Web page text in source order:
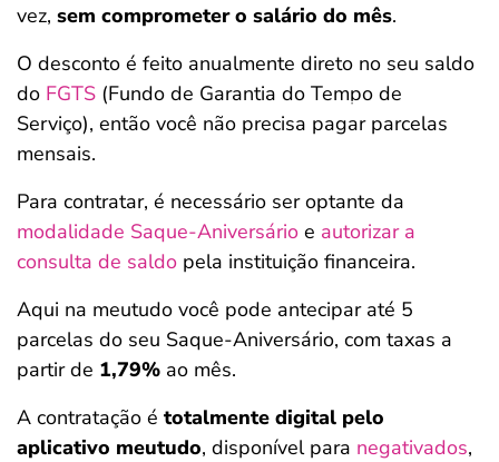
vez, sem comprometer o salário do mês.
O desconto é feito anualmente direto no seu saldo
do FGTS (Fundo de Garantia do Tempo de
Serviço), então você não precisa pagar parcelas
mensais.
Para contratar, é necessário ser optante da
modalidade Saque-Aniversário e autorizar a
consulta de saldo pela instituição financeira.
Aqui na meutudo você pode antecipar até 5
parcelas do seu Saque-Aniversário, com taxas a
partir de 1,79% ao mês.
A contratação é totalmente digital pelo
aplicativo meutudo, disponível para negativados,